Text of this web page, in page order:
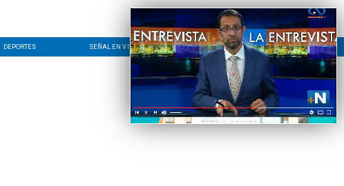
DEPORTES SEÑAL EN VIVO CONTACTO LÍNEA EDITORIAL